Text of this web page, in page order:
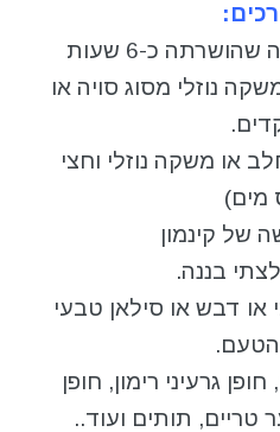
כ-6 שעות
נוזלי מסוג סויה או
או משקה נוזלי וחצי
מים)
של קינמון
בננה.
או דבש או סילאן טבעי
הטעם.
גרעיני רימון, חופן
טריים, תותים ועוד..